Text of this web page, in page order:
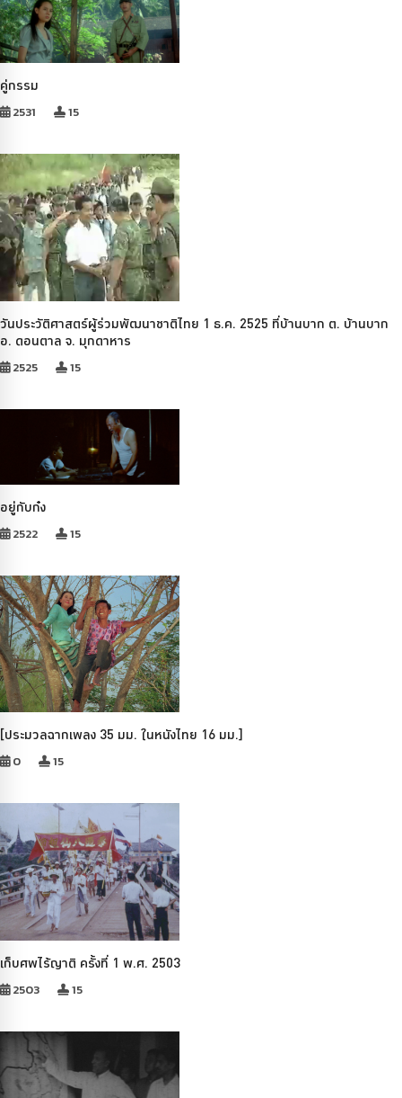
คู่กรรม
2531 15
วันประวัติศาสตร์ผู้ร่วมพัฒนาชาติไทย 1 ธ.ค. 2525 ที่บ้านบาก ต. บ้านบาก
อ. ดอนตาล จ. มุกดาหาร
2525 15
อยู่กับก๋ง
2522 15
[ประมวลฉากเพลง 35 มม. ในหนังไทย 16 มม.]
0 15
เก็บศพไร้ญาติ ครั้งที่ 1 พ.ศ. 2503
2503 15